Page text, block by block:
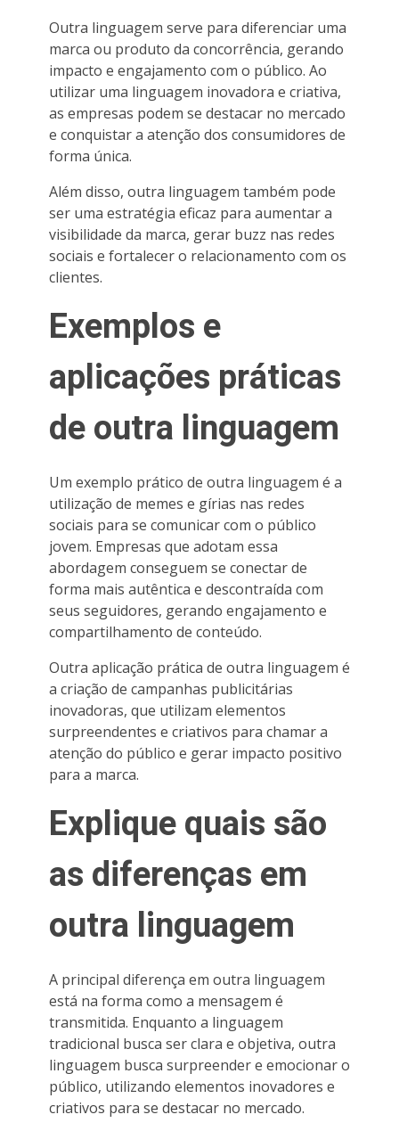
Outra linguagem serve para diferenciar uma
marca ou produto da concorrência, gerando
impacto e engajamento com o público. Ao
utilizar uma linguagem inovadora e criativa,
as empresas podem se destacar no mercado
e conquistar a atenção dos consumidores de
forma única.
Além disso, outra linguagem também pode
ser uma estratégia eficaz para aumentar a
visibilidade da marca, gerar buzz nas redes
sociais e fortalecer o relacionamento com os
clientes.
Exemplos e
aplicações práticas
de outra linguagem
Um exemplo prático de outra linguagem é a
utilização de memes e gírias nas redes
sociais para se comunicar com o público
jovem. Empresas que adotam essa
abordagem conseguem se conectar de
forma mais autêntica e descontraída com
seus seguidores, gerando engajamento e
compartilhamento de conteúdo.
Outra aplicação prática de outra linguagem é
a criação de campanhas publicitárias
inovadoras, que utilizam elementos
surpreendentes e criativos para chamar a
atenção do público e gerar impacto positivo
para a marca.
Explique quais são
as diferenças em
outra linguagem
A principal diferença em outra linguagem
está na forma como a mensagem é
transmitida. Enquanto a linguagem
tradicional busca ser clara e objetiva, outra
linguagem busca surpreender e emocionar o
público, utilizando elementos inovadores e
criativos para se destacar no mercado.